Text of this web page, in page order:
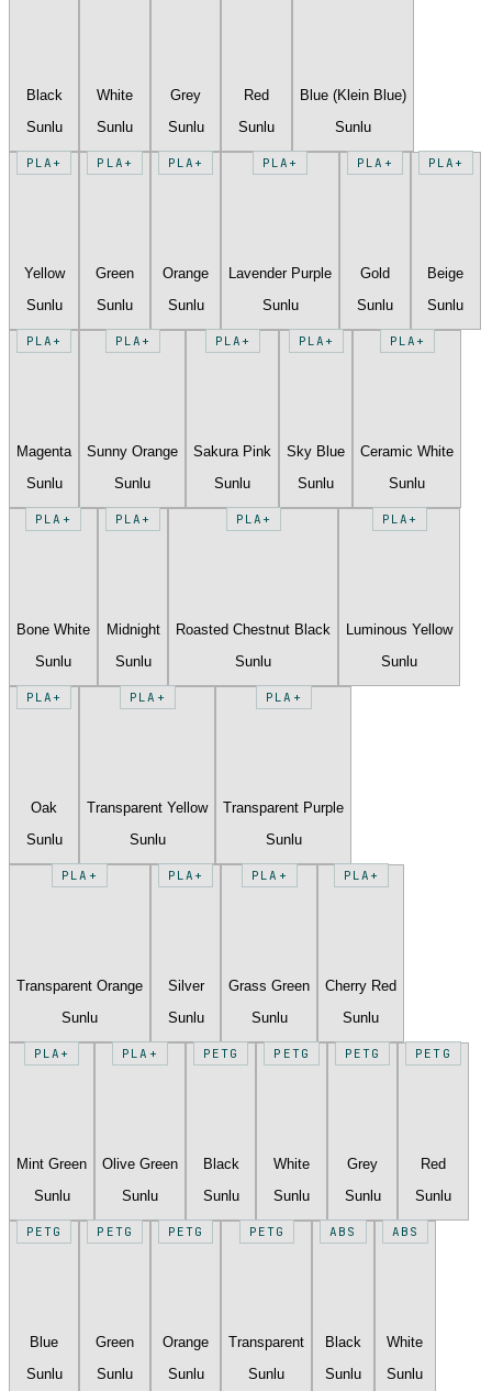
Black
Sunlu
White
Sunlu
Grey
Sunlu
Red
Sunlu
Blue (Klein Blue)
Sunlu
PLA+
Yellow
Sunlu
PLA+
Green
Sunlu
PLA+
Orange
Sunlu
PLA+
Lavender Purple
Sunlu
PLA+
Gold
Sunlu
PLA+
Beige
Sunlu
PLA+
Magenta
Sunlu
PLA+
Sunny Orange
Sunlu
PLA+
Sakura Pink
Sunlu
PLA+
Sky Blue
Sunlu
PLA+
Ceramic White
Sunlu
PLA+
Bone White
Sunlu
PLA+
Midnight
Sunlu
PLA+
Roasted Chestnut Black
Sunlu
PLA+
Luminous Yellow
Sunlu
PLA+
Oak
Sunlu
PLA+
Transparent Yellow
Sunlu
PLA+
Transparent Purple
Sunlu
PLA+
Transparent Orange
Sunlu
PLA+
Silver
Sunlu
PLA+
Grass Green
Sunlu
PLA+
Cherry Red
Sunlu
PLA+
Mint Green
Sunlu
PLA+
Olive Green
Sunlu
PETG
Black
Sunlu
PETG
White
Sunlu
PETG
Grey
Sunlu
PETG
Red
Sunlu
PETG
Blue
Sunlu
PETG
Green
Sunlu
PETG
Orange
Sunlu
PETG
Transparent
Sunlu
ABS
Black
Sunlu
ABS
White
Sunlu